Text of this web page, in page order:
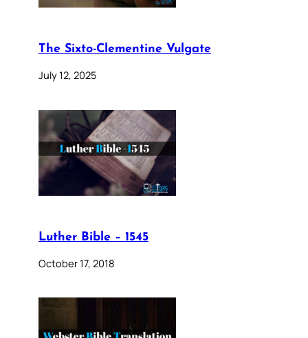
The Sixto-Clementine Vulgate
July 12, 2025
Luther Bible – 1545
October 17, 2018